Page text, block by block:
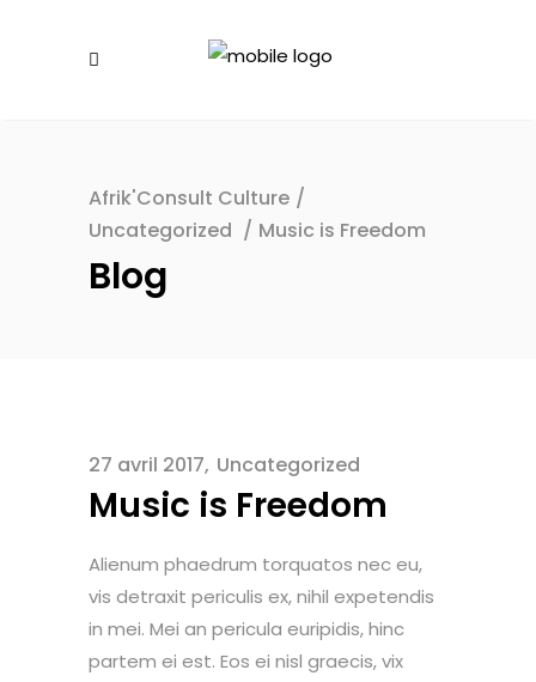
Afrik'Consult Culture /
Uncategorized / Music is Freedom
Blog
27 avril 2017 Uncategorized
Music is Freedom
Alienum phaedrum torquatos nec eu,
vis detraxit periculis ex, nihil expetendis
in mei. Mei an pericula euripidis, hinc
partem ei est. Eos ei nisl graecis, vix